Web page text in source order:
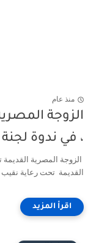
منذ عام
الزوجة
، في ندوة
الزوجة المصرية
القديمة تحت رعاية نقيب